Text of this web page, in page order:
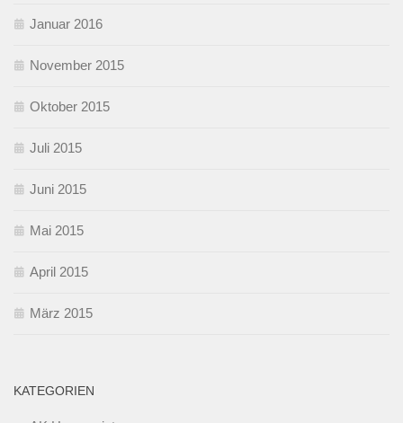
Januar 2016
November 2015
Oktober 2015
Juli 2015
Juni 2015
Mai 2015
April 2015
März 2015
KATEGORIEN